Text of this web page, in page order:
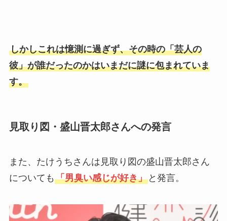
しかしこれは憶測に過ぎず、その時の「芸人の
彼」が誰だったのかはいまだに謎に包まれていま
す。
見取り図・盛山晋太郎さんへの発言
また、たけうちさんは見取り図の盛山晋太郎さん
についても 「男臭い感じが好き」と発言。